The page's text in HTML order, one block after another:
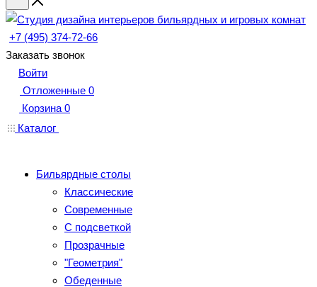
+7 (495) 374-72-66
Заказать звонок
Войти
Отложенные 0
Корзина 0
Каталог
Бильярдные столы
Классические
Современные
С подсветкой
Прозрачные
"Геометрия"
Обеденные